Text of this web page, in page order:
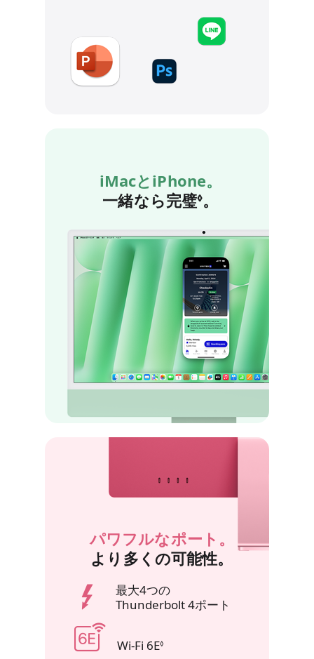
iMacとiPhone。
一緒なら完璧◊免責事項を参照
。
パワフルなポート。
より多くの可能性。
最大4つの
Thunderbolt 4ポート
Wi‑Fi 6E◊